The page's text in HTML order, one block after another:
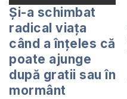
Și-a schimbat
radical viața
când a înțeles că
poate ajunge
după gratii sau în
mormânt